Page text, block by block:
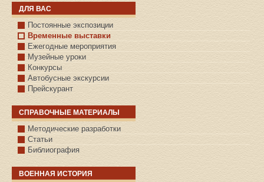
ДЛЯ ВАС
Постоянные экспозиции
Временные выставки
Ежегодные мероприятия
Музейные уроки
Конкурсы
Автобусные экскурсии
Прейскурант
СПРАВОЧНЫЕ МАТЕРИАЛЫ
Методические разработки
Статьи
Библиография
ВОЕННАЯ ИСТОРИЯ